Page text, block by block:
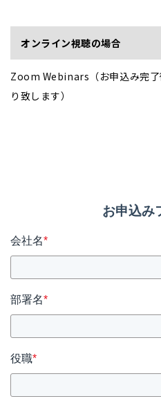
オンライン視聴の場合
Zoom Webinars（お申込み完
り致します）
お申込み
会社名*
部署名*
役職*